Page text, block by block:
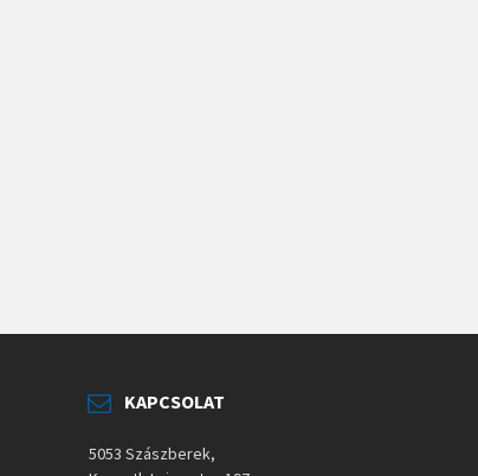
KAPCSOLAT
5053 Szászberek,